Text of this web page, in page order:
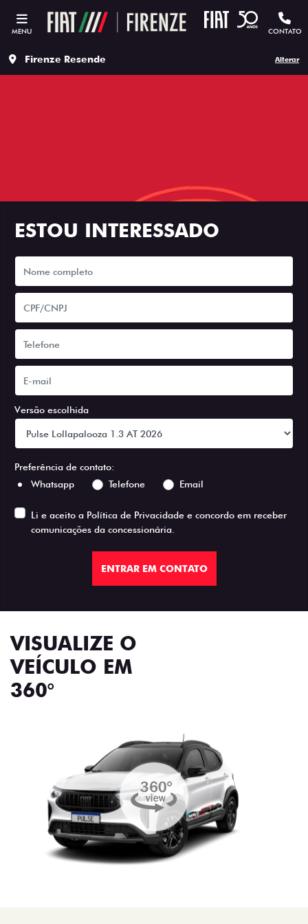
MENU CONTATO
Firenze Resende Alterar
ESTOU INTERESSADO
Versão escolhida
Preferência de contato:
Whatsapp
Telefone Email
Li e aceito a Política de Privacidade e concordo em receber
comunicações da concessionária.
ENTRAR EM CONTATO
VISUALIZE O
VEÍCULO EM
360°